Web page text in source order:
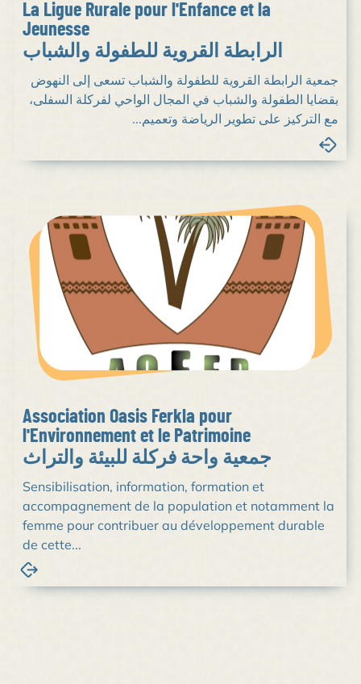
La Ligue Rurale pour l'Enfance et la
Jeunesse
الرابطة القروية للطفولة والشباب
جمعية الرابطة القروية للطفولة والشباب تسعى إلى النهوض
بقضايا الطفولة والشباب في المجال الواحي لفركلة السفلى،
مع التركيز على تطوير الرياضة وتعميم...
Association Oasis Ferkla pour
l'Environnement et le Patrimoine
جمعية واحة فركلة للبيئة والتراث
Sensibilisation, information, formation et
accompagnement de la population et notamment la
femme pour contribuer au développement durable
de cette...